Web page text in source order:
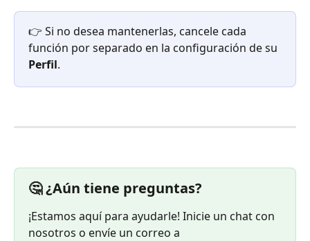
👉 Si no desea mantenerlas, cancele cada
función por separado en la configuración de su
Perfil.
🤔 ¿Aún tiene preguntas?
¡Estamos aquí para ayudarle! Inicie un chat con
nosotros o envíe un correo a